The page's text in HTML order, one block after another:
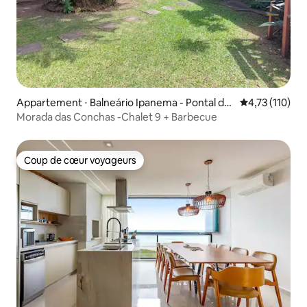
Appartement ⋅ Balneário Ipanema - Pontal do
Parana
Évaluation
4,73 (110)
Morada das Conchas -Chalet 9 + Barbecue
Coup de cœur voyageurs
Coup de cœur voyageurs